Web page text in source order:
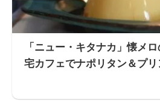
「ニュー・キタナカ」懐メ
宅カフェでナポリタン＆プリ